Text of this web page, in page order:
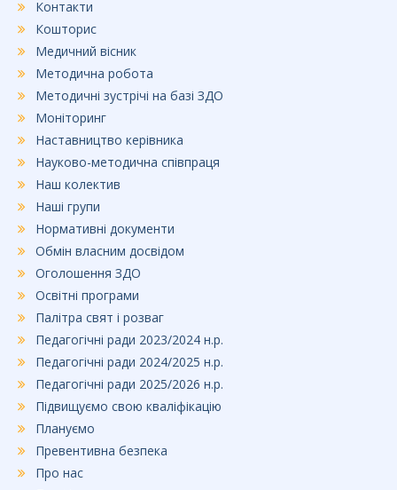
Контакти
Кошторис
Медичний вісник
Методична робота
Методичні зустрічі на базі ЗДО
Моніторинг
Наставництво керівника
Науково-методична співпраця
Наш колектив
Наші групи
Нормативні документи
Обмін власним досвідом
Оголошення ЗДО
Освітні програми
Палітра свят і розваг
Педагогічні ради 2023/2024 н.р.
Педагогічні ради 2024/2025 н.р.
Педагогічні ради 2025/2026 н.р.
Підвищуємо свою кваліфікацію
Плануємо
Превентивна безпека
Про нас